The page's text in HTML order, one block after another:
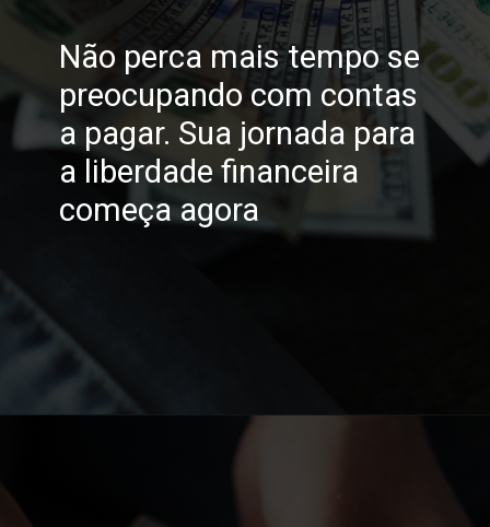
Não perca mais tempo se
preocupando com contas
a pagar. Sua jornada para
a liberdade financeira
começa agora